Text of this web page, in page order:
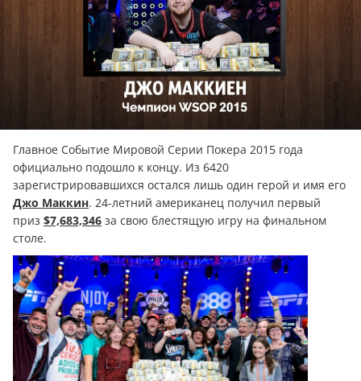
Главное Событие Мировой Серии Покера 2015 года
официально подошло к концу. Из 6420
зарегистрировавшихся остался лишь один герой и имя его
Джо Маккин. 24-летний американец получил первый
приз $7,683,346 за свою блестящую игру на финальном
столе.